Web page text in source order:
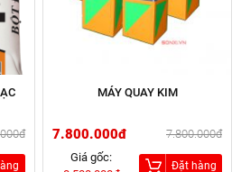
MÁY QUAY KIM
7.800.000đ
7.800.000đ
Giá gốc:
Đặt hàng